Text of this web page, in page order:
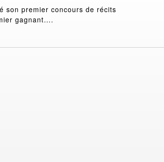
son premier concours de récits
gagnant….